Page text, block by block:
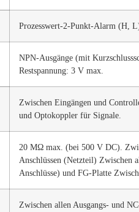
Prozesswert-2-Punkt-Alarm (H,
NPN-Ausgänge (mit
Restspannung: 3 V max.
Zwischen Eingängen und
und Optokoppler für Signale.
20 MΩ max. (bei 500 V DC).
Anschlüssen (Netzteil) Zwischen
Anschlüsse) und FG-Platte
Zwischen allen Ausgangs- und